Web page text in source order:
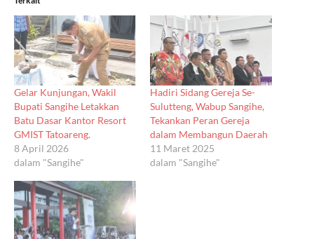
Gelar Kunjungan, Wakil
Bupati Sangihe Letakkan
Batu Dasar Kantor Resort
GMIST Tatoareng.
8 April 2026
dalam "Sangihe"
Hadiri Sidang Gereja Se-
Sulutteng, Wabup Sangihe,
Tekankan Peran Gereja
dalam Membangun Daerah
11 Maret 2025
dalam "Sangihe"